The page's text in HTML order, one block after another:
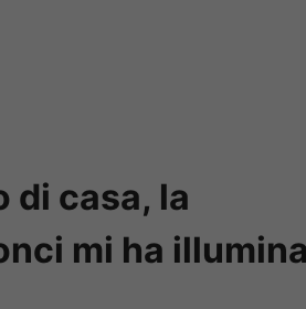
di casa, la
mi ha